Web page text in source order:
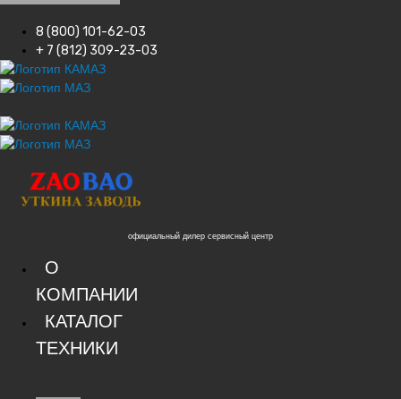
8 (800) 101-62-03
+ 7 (812) 309-23-03
официальный дилер сервисный центр
О
КОМПАНИИ
КАТАЛОГ
ТЕХНИКИ